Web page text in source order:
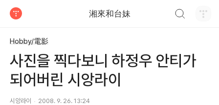
湘來和台妹
Hobby/電影
사진을 찍다보니 하정우 안티가
되어버린 시앙라이
시앙라이 2008. 9. 26. 13:24